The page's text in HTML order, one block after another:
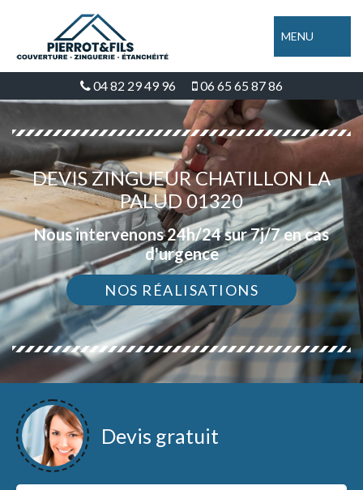
MENU
04 82 29 49 96 06 65 65 87 86
DEVIS ZINGUEUR CHATILLON LA
PALUD 01320
Nous intervenons 24h/24 sur 7j/7 en cas
d'urgence
NOS RÉALISATIONS
Devis gratuit